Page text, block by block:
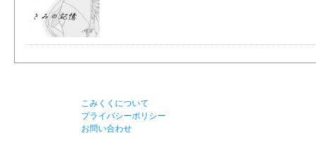
こみくくについて
プライバシーポリシー
お問い合わせ